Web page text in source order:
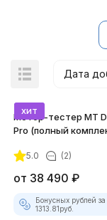
Дата
хит
Мотор-тестер MT
Pro (полный
5.0 (2)
от 38 490 ₽
Бонусных рублей
1313.81руб.